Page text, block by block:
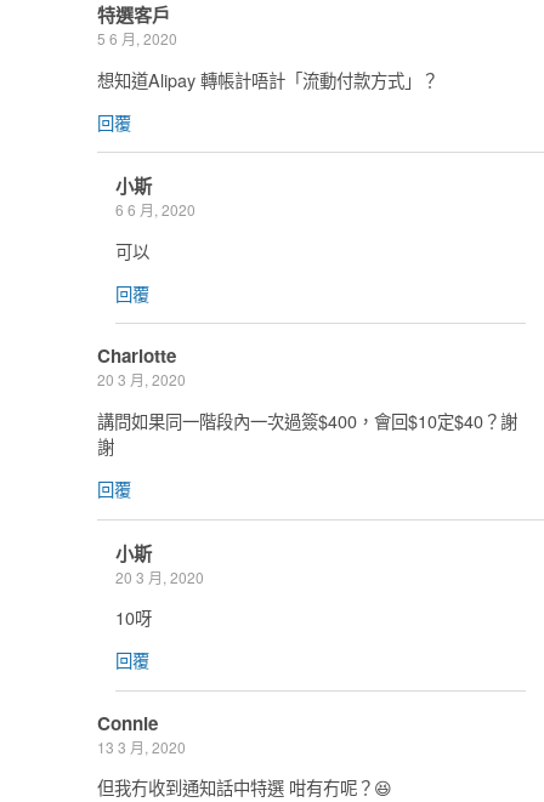
特選客戶
5 6 月, 2020
想知道Alipay 轉帳計唔計「流動付款方式」？
回覆
小斯
6 6 月, 2020
可以
回覆
Charlotte
20 3 月, 2020
講問如果同一階段內一次過簽$400，會回$10定$40？謝
謝
回覆
小斯
20 3 月, 2020
10呀
回覆
Connie
13 3 月, 2020
但我冇收到通知話中特選 咁有冇呢？😆